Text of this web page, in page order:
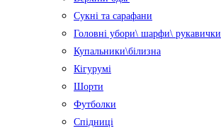
Сукні та сарафани
Головні убори\ шарфи\ рукавички
Купальники\білизна
Кігурумі
Шорти
Футболки
Спідниці